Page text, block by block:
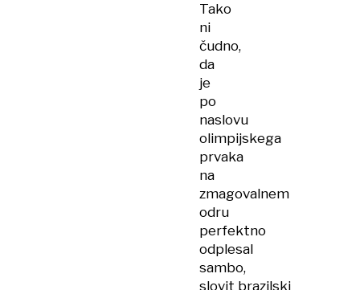
Tako
ni
čudno,
da
je
po
naslovu
olimpijskega
prvaka
na
zmagovalnem
odru
perfektno
odplesal
sambo,
slovit brazilski